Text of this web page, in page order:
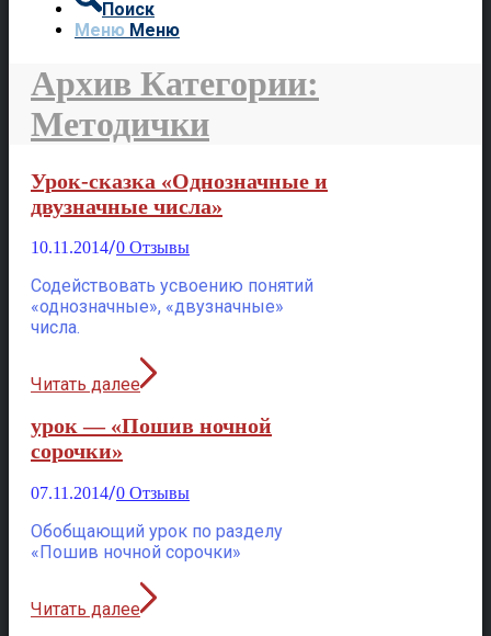
Поиск
Меню Меню
Архив Категории:
Методички
Урок-сказка «Однозначные и
двузначные числа»
10.11.2014/0 Отзывы
Содействовать усвоению понятий
«однозначные», «двузначные»
числа.
Читать далее
урок — «Пошив ночной
сорочки»
07.11.2014/0 Отзывы
Обобщающий урок по разделу
«Пошив ночной сорочки»
Читать далее